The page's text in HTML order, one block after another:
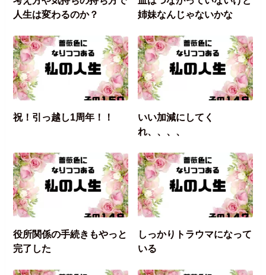
人生は変わるのか？
姉妹なんじゃないかな
祝！引っ越し1周年！！
いい加減にしてく
れ、、、、
役所関係の手続きもやっと
完了した
しっかりトラウマになって
いる